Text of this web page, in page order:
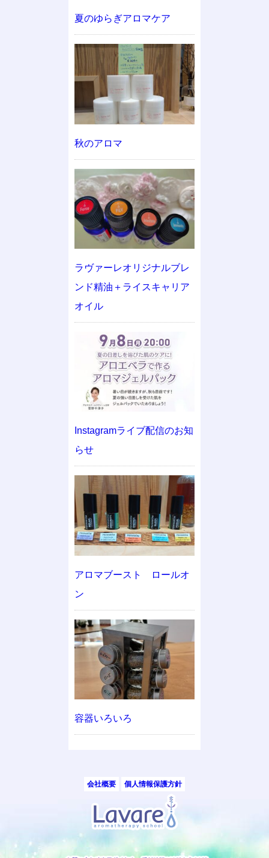
夏のゆらぎアロマケア
秋のアロマ
ラヴァーレオリジナルブレ
ンド精油＋ライスキャリア
オイル
Instagramライブ配信のお知
らせ
アロマブースト ロールオ
ン
容器いろいろ
会社概要 個人情報保護方針